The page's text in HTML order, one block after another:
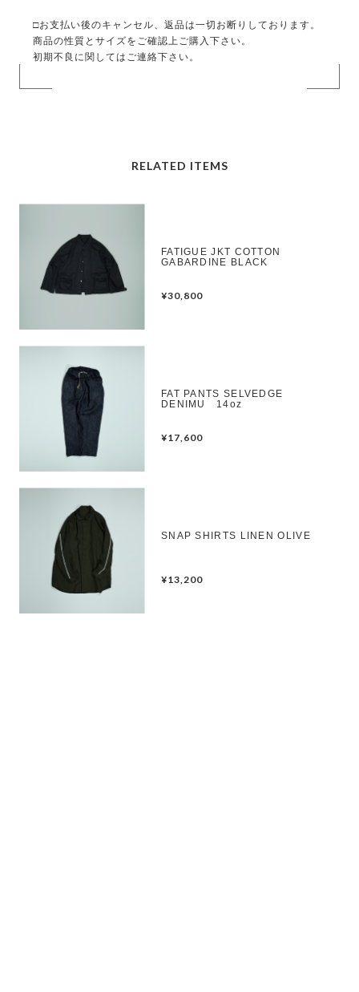
□お支払い後のキャンセル、返品は一切お断りしております。
商品の性質とサイズをご確認上ご購入下さい。
初期不良に関してはご連絡下さい。
RELATED ITEMS
FATIGUE JKT COTTON
GABARDINE BLACK
¥30,800
FAT PANTS SELVEDGE
DENIMU 14oz
¥17,600
SNAP SHIRTS LINEN OLIVE
¥13,200